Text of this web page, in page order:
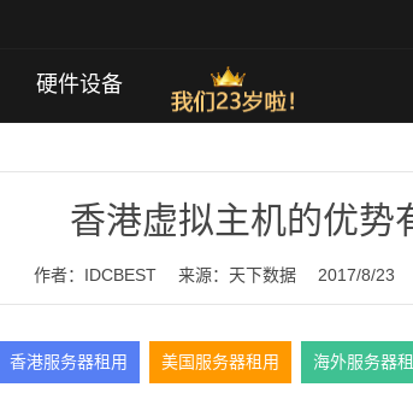
硬件设备
香港虚拟主机的优势
作者：IDCBEST 来源： 天下数据 2017/8/23
香港服务器租用 美国服务器租用 海外服务器